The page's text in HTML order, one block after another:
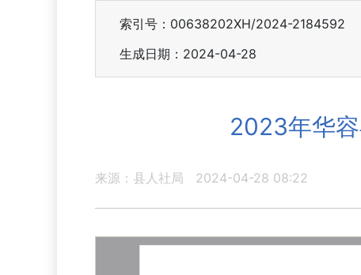
索引号：00638202XH/2024-2184592
生成日期：2024-04-28
2023年华
来源：县人社局 2024-04-28 08:22